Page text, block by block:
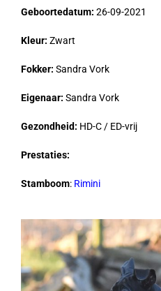
Geboortedatum: 26-09-2021
Kleur: Zwart
Fokker: Sandra Vork
Eigenaar: Sandra Vork
Gezondheid: HD-C / ED-vrij
Prestaties:
Stamboom: Rimini